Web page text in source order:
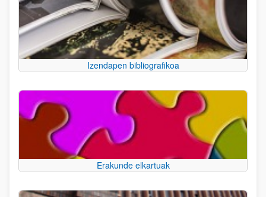
Izendapen bibliografikoa
Erakunde elkartuak